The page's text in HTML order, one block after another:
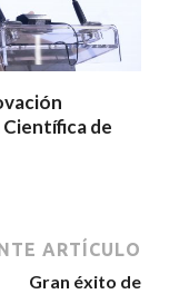
de
ARTÍCULO
Gran éxito de